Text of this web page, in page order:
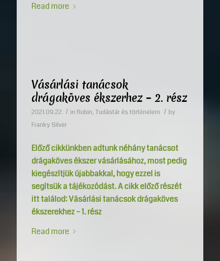
Read more
Vásárlási tanácsok
drágaköves ékszerhez – 2. rész
2021.09.22. / in Rubin, Tudástár és történelem / by
Franky Silver
Előző cikkünkben adtunk néhány tanácsot
drágaköves ékszer vásárlásához, most pedig
kiegészítjük újabbakkal, hogy ezzel is
segítsük a tájékozódást. A cikk előző részét
itt találod:Vásárlási tanácsok drágaköves
ékszerekhez – 1. rész
Read more